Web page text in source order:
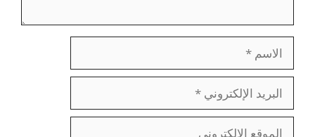
الإلكتروني